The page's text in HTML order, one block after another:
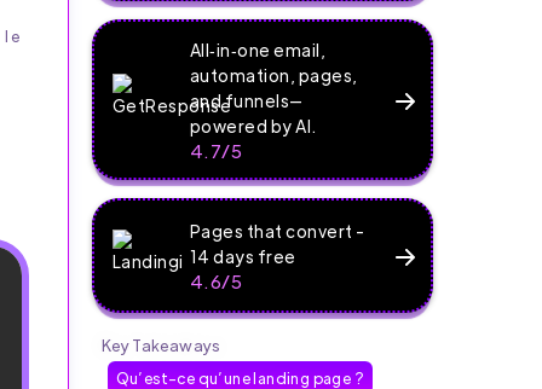
le
All‑in‑one email,
automation, pages,
and funnels—
powered by AI.
4.7/5
Pages that convert -
14 days free
4.6/5
Key Takeaways
Qu’est-ce qu’une landing page ?